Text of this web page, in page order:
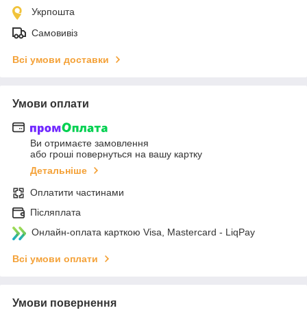
Укрпошта
Самовивіз
Всі умови доставки
Умови оплати
Ви отримаєте замовлення
або гроші повернуться на вашу картку
Детальніше
Оплатити частинами
Післяплата
Онлайн-оплата карткою Visa, Mastercard - LiqPay
Всі умови оплати
Умови повернення